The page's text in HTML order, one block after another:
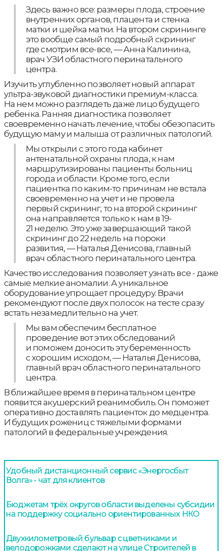
Здесь важно все: размеры плода, строение
внутренних органов, плацента и стенка
матки и шейка матки. На втором скрининге
это вообще самый подробный скрининг
где смотрим все-все, — Анна Калинина,
врач УЗИ областного перинатального
центра.
Изучить углубленно позволяет новый аппарат
ультра-звуковой диагностики премиум-класса.
На нем можно разглядеть даже лицо будущего
ребенка. Ранняя диагностика позволяет
своевременно начать лечение, чтобы обезопасить
будущую маму и малыша от различных патологий.
Мы открыли с этого года кабинет
антенатальной охраны плода, к нам
маршрутизированы пациенты больниц
города и области. Кроме того, если
пациентка по каким-то причинам не встала
своевременно на учет и не провела
первый скрининг, то на второй скрининг
она направляется только к нам в 19-
21 неделю. Это уже завершающий такой
скрининг до 22 недель на пороки
развития, — Наталья Денисова, главный
врач областного перинатального центра.
Качество исследования позволяет узнать все - даже
самые мелкие аномалии. А уникальное
оборудование упрощает процедуру. Врачи
рекомендуют после двух полосок на тесте сразу
встать незамедлительно на учет.
Мы вам обеспечим бесплатное
проведение вот этих обследований
и поможем доносить эту беременность
с хорошим исходом, — Наталья Денисова,
главный врач областного перинатального
центра.
В ближайшее время в перинатальном центре
появится акушерский реанимобиль. Он поможет
оперативно доставлять пациенток до медцентра.
И будущих рожениц с тяжелыми формами
патологий в федеральные учреждения.
Удобный дистанционный сервис «Энергосбыт
Волга» - чат для клиентов
Бюджетам трёх округов области выделены субсидии
на поддержку социально ориентированных НКО
Двухкилометровый бульвар с цветниками и
велодорожками сделают на улице Строителей в